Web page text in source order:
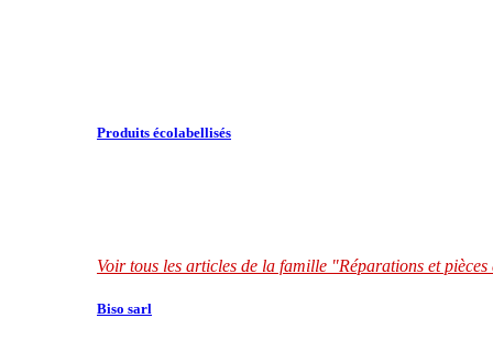
Produits écolabellisés
Voir tous les articles de la famille "Réparations et pièces
Biso sarl